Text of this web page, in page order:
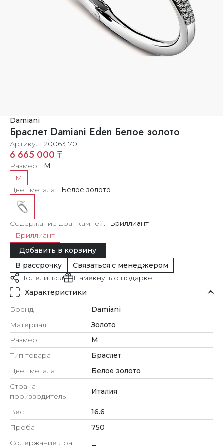
Damiani
Браслет Damiani Eden Белое золото
Артикул 20063170
6 665 000 ₸
Размер
M
M
Цвет метала
Белое золото
Содержание драг камней
Бриллиант
Бриллиант
Добавить в корзину
В рассрочку
Связаться с менеджером
Поделиться
Намекнуть о подарке
Характеристики
Бренд
Damiani
Материал
Золото
Размер
M
Тип товара
Браслет
Цвет метала
Белое золото
Страна
производитель
Италия
Вес
16.6
Проба
750
Содержание драг